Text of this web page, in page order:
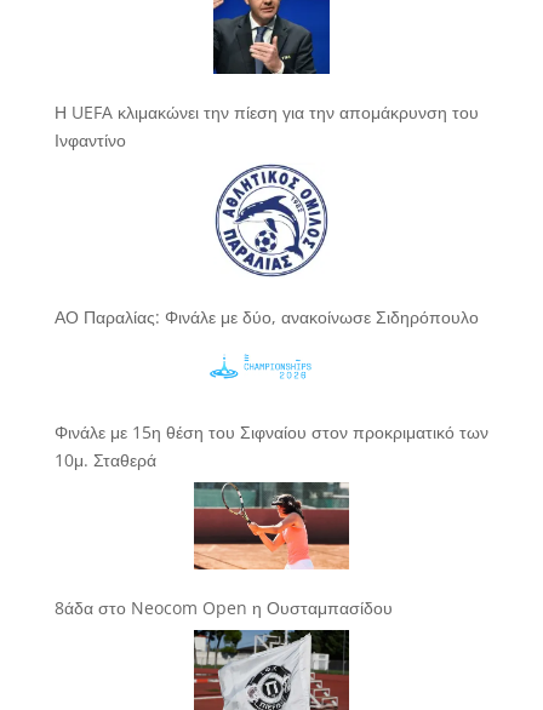
Η UEFA κλιμακώνει την πίεση για την απομάκρυνση του
Ινφαντίνο
ΑΟ Παραλίας: Φινάλε με δύο, ανακοίνωσε Σιδηρόπουλο
Φινάλε με 15η θέση του Σιφναίου στον προκριματικό των
10μ. Σταθερά
8άδα στο Neocom Open η Ουσταμπασίδου